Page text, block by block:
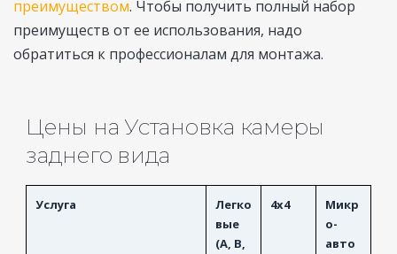
преимуществом. Чтобы получить полный набор
преимуществ от ее использования, надо
обратиться к профессионалам для монтажа.
Цены на Установка камеры
заднего вида
Услуга
Легко
вые
(A, B,
4x4
Микр
о-
авто